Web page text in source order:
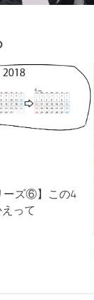
ーズ⑥】この4
って